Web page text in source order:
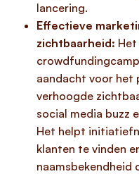
lancering.
Effectieve
zichtbaarheid:
aandacht voor
verhoogde
social media buzz
Het helpt
klanten te vinden
naamsbekendheid